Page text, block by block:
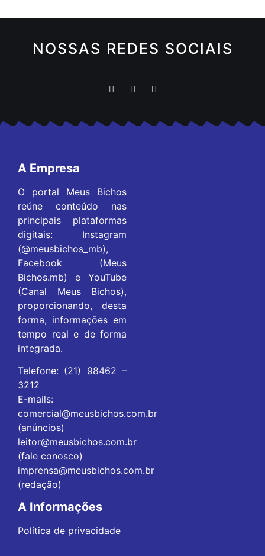
NOSSAS REDES SOCIAIS
A Empresa
O portal Meus Bichos
reúne conteúdo nas
principais plataformas
digitais: Instagram
(@meusbichos_mb),
Facebook (Meus
Bichos.mb) e YouTube
(Canal Meus Bichos),
proporcionando, desta
forma, informações em
tempo real e de forma
integrada.
Telefone: (21) 98462 –
3212
E-mails:
comercial@meusbichos.com.br
(anúncios)
leitor@meusbichos.com.br
(fale conosco)
imprensa@meusbichos.com.br
(redação)
A Informações
Política de privacidade